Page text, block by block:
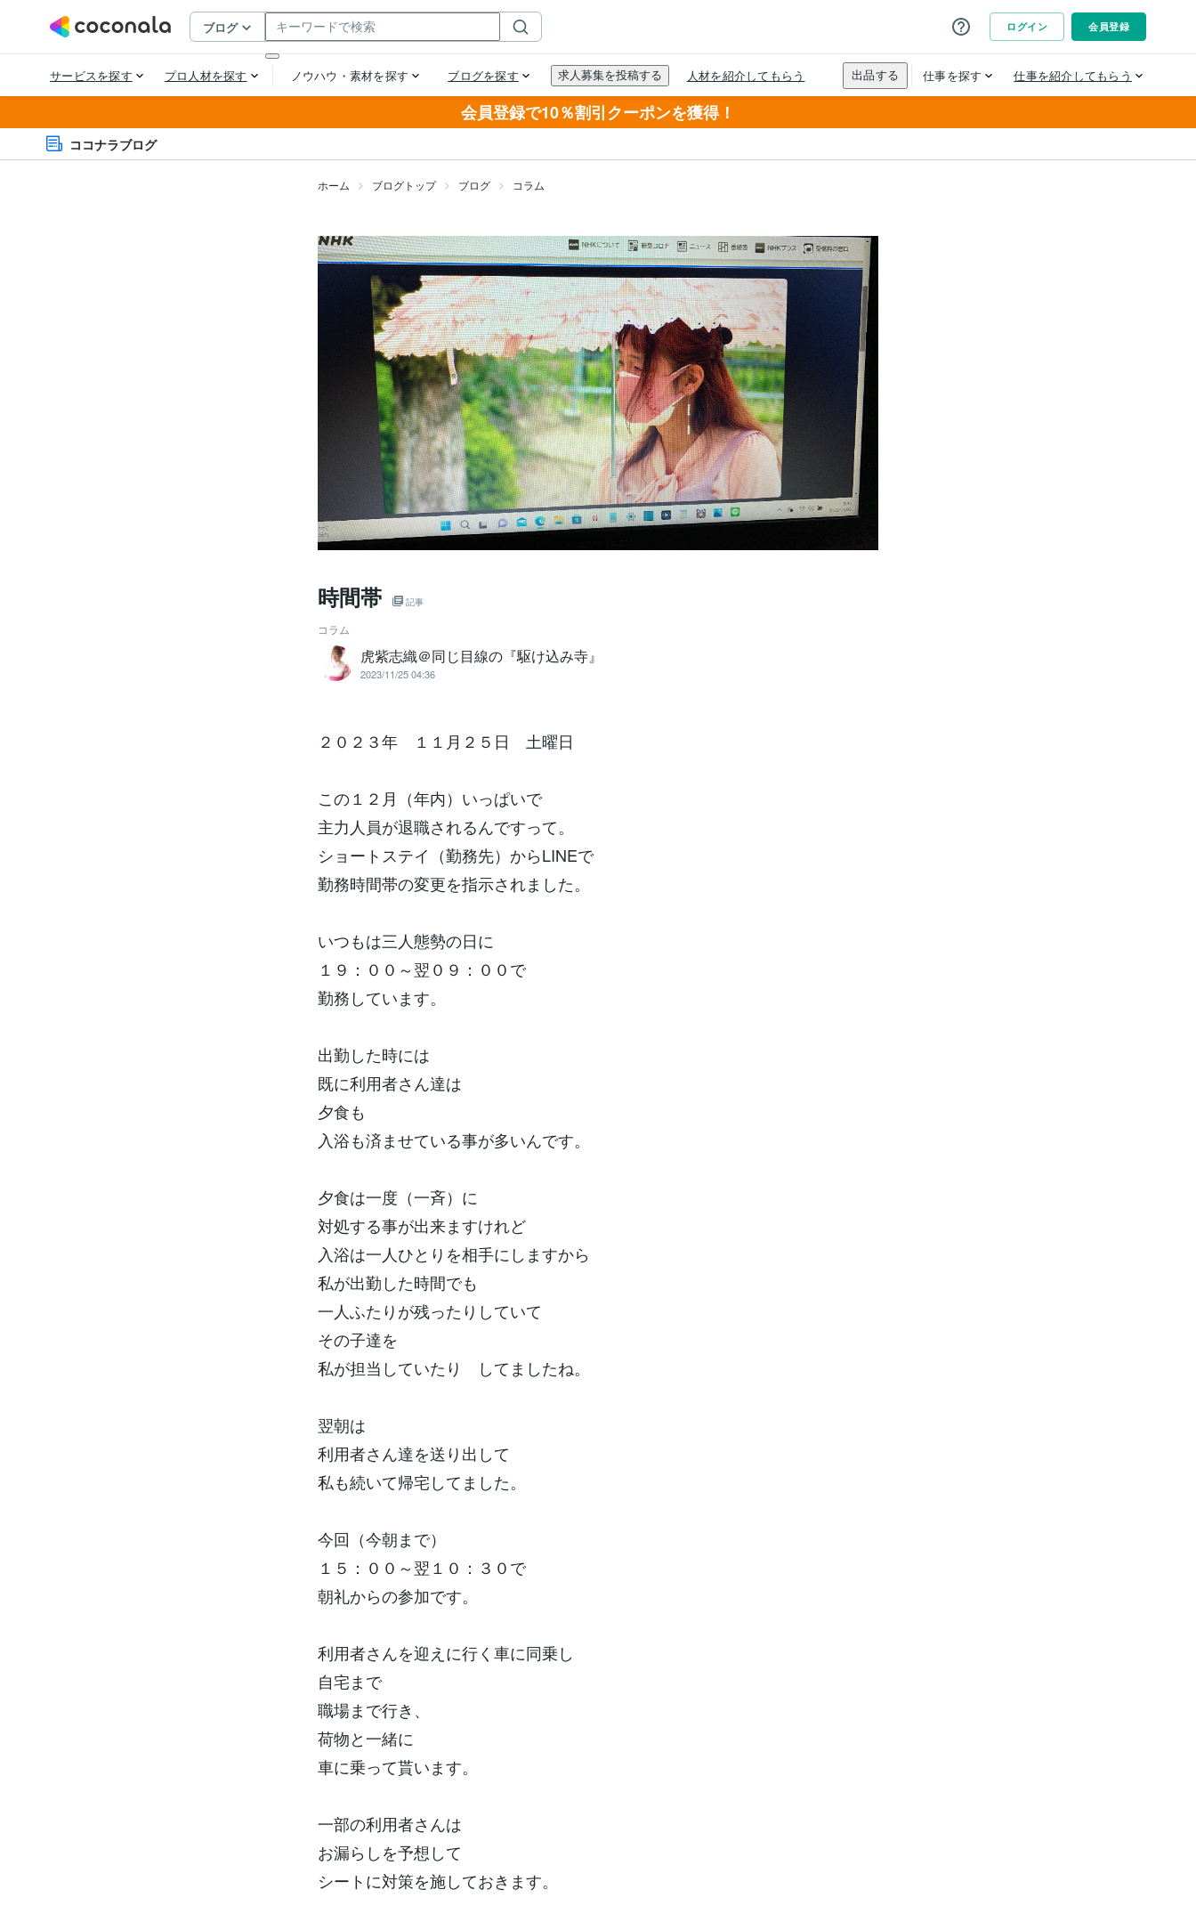
会員登録で10％割引クーポンを獲得！
ココナラブログ
ホーム ブログトップ ブログ コラム
時間帯 記事
コラム
虎紫志織＠同じ目線の『駆け込み寺』
2023/11/25 04:36
２０２３年 １１月２５日 土曜日
この１２月（年内）いっぱいで
主力人員が退職されるんですって。
ショートステイ（勤務先）からLINEで
勤務時間帯の変更を指示されました。
いつもは三人態勢の日に
１９：００～翌０９：００で
勤務しています。
出勤した時には
既に利用者さん達は
夕食も
入浴も済ませている事が多いんです。
夕食は一度（一斉）に
対処する事が出来ますけれど
入浴は一人ひとりを相手にしますから
私が出勤した時間でも
一人ふたりが残ったりしていて
その子達を
私が担当していたり してましたね。
翌朝は
利用者さん達を送り出して
私も続いて帰宅してました。
今回（今朝まで）
１５：００～翌１０：３０で
朝礼からの参加です。
利用者さんを迎えに行く車に同乗し
自宅まで
職場まで行き、
荷物と一緒に
車に乗って貰います。
一部の利用者さんは
お漏らしを予想して
シートに対策を施しておきます。